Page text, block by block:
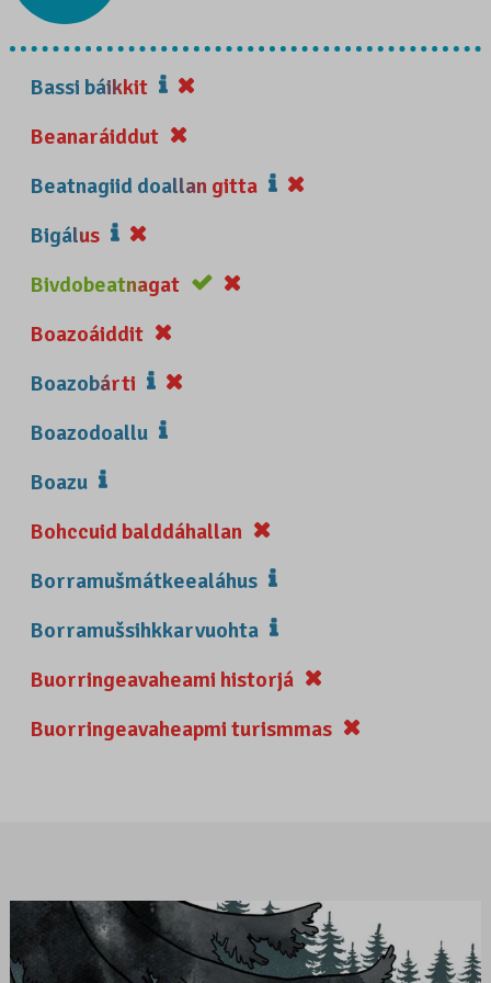
Bassi báikkit
Beanaráiddut
Beatnagiid doallan gitta
Bigálus
Bivdobeatnagat
Boazoáiddit
Boazobárti
Boazodoallu
Boazu
Bohccuid balddáhallan
Borramušmátkeealáhus
Borramušsihkkarvuohta
Buorringeavaheami historjá
Buorringeavaheapmi turismmas